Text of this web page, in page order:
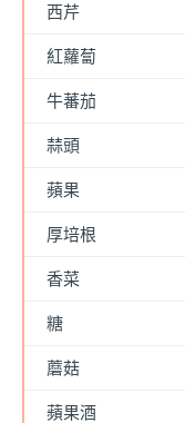
西芹
紅蘿蔔
牛蕃茄
蒜頭
蘋果
厚培根
香菜
糖
蘑菇
蘋果酒